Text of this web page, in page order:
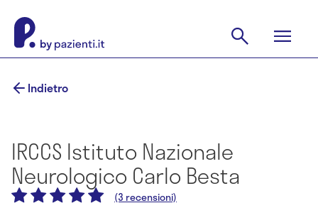
Indietro
IRCCS Istituto Nazionale
Neurologico Carlo Besta
(3 recensioni)